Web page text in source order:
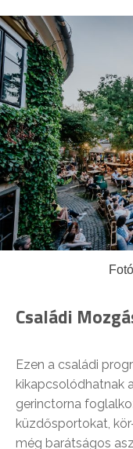
Családi
Ezen a családi
kikapcsolódhatnak
gerinctorna
küzdősportokat,
még barátságos